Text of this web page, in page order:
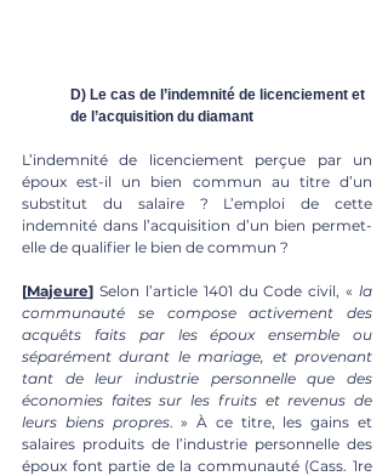
D) Le cas de l’indemnité de licenciement et
de l’acquisition du diamant
L’indemnité de licenciement perçue par un
époux est-il un bien commun au titre d’un
substitut du salaire ? L’emploi de cette
indemnité dans l’acquisition d’un bien permet-
elle de qualifier le bien de commun ?
[Majeure] Selon l’article 1401 du Code civil, « la
communauté se compose activement des
acquêts faits par les époux ensemble ou
séparément durant le mariage, et provenant
tant de leur industrie personnelle que des
économies faites sur les fruits et revenus de
leurs biens propres. » À ce titre, les gains et
salaires produits de l’industrie personnelle des
époux font partie de la communauté (Cass. 1re